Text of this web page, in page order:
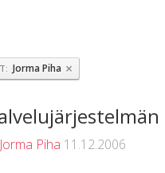
Jorma Piha ×
Jorma Piha 11.12.2006